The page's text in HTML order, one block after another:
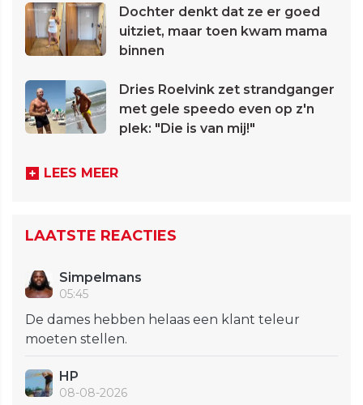
Dochter denkt dat ze er goed
uitziet, maar toen kwam mama
binnen
Dries Roelvink zet strandganger
met gele speedo even op z'n
plek: "Die is van mij!"
LEES MEER
LAATSTE REACTIES
Simpelmans
05:45
De dames hebben helaas een klant teleur
moeten stellen.
HP
08-08-2026